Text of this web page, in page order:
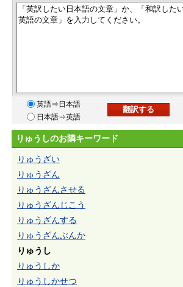
英語⇒日本語
日本語⇒英語
りゅうしのお隣キーワード
りゅうざい
りゅうざん
りゅうざんさせる
りゅうざんじこう
りゅうざんする
りゅうざんぶんか
りゅうし
りゅうしか
りゅうしかせつ